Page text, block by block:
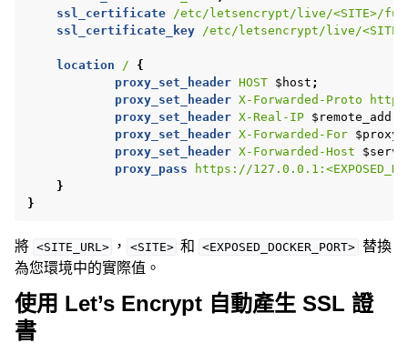
ssl_certificate
/etc/letsencrypt/live/<SITE>/
ssl_certificate_key
/etc/letsencrypt/live/
location /
{
proxy_set_header HOST $host ;
proxy_set_header X-Forwarded-Proto https
proxy_set_header X-Real-IP $remote_addr
proxy_set_header X-Forwarded-For
proxy_set_header X-Forwarded-Host
proxy_pass
https://
}
}
將 <SITE_URL> ， <SITE> 和 <EXPOSED_DOCKER_PORT>
替換
為您環境中的實際值。
使用 Let’s Encrypt 自動產生 SSL 證
書